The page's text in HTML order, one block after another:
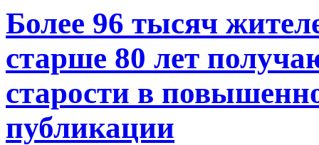
Более 96 тысяч
старше 80 лет
старости в
публикации